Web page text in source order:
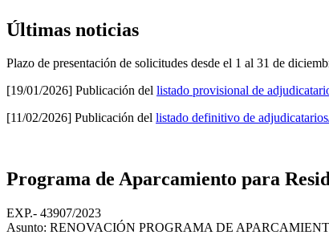
Últimas noticias
Plazo de presentación de solicitudes desde el 1 al 31 de
[19/01/2026] Publicación del listado provisional de
[11/02/2026] Publicación del listado definitivo de
Programa de Aparcamiento para
EXP.- 43907/2023
Asunto: RENOVACIÓN PROGRAMA DE